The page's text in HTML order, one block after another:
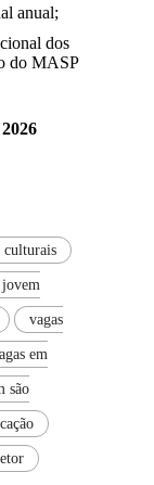
anual;
dos
do MASP
culturais
jovem
vagas
em
são